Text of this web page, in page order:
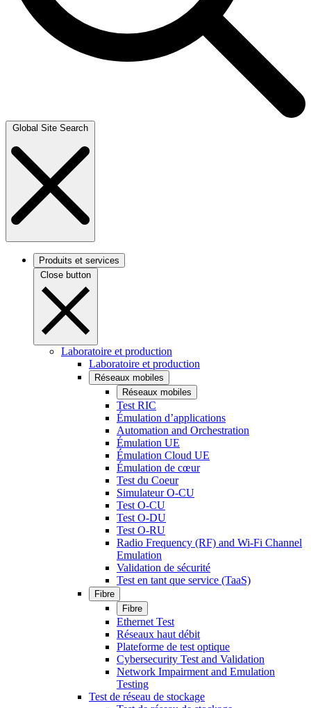
Global Site Search
Produits et services
Close button
Laboratoire et production
Laboratoire et production
Réseaux mobiles
Réseaux mobiles
Test RIC
Émulation d’applications
Automation and Orchestration
Émulation UE
Émulation Cloud UE
Émulation de cœur
Test du Coeur
Simulateur O-CU
Test O-CU
Test O-DU
Test O-RU
Radio Frequency (RF) and Wi-Fi Channel
Emulation
Validation de sécurité
Test en tant que service (TaaS)
Fibre
Fibre
Ethernet Test
Réseaux haut débit
Plateforme de test optique
Cybersecurity Test and Validation
Network Impairment and Emulation
Testing
Test de réseau de stockage